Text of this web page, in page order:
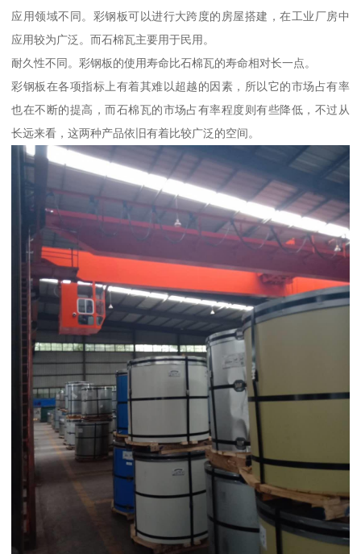
应用领域不同。彩钢板可以进行大跨度的房屋搭建，在工业厂房中
应用较为广泛。而石棉瓦主要用于民用。
耐久性不同。彩钢板的使用寿命比石棉瓦的寿命相对长一点。
彩钢板在各项指标上有着其难以超越的因素，所以它的市场占有率
也在不断的提高，而石棉瓦的市场占有率程度则有些降低，不过从
长远来看，这两种产品依旧有着比较广泛的空间。